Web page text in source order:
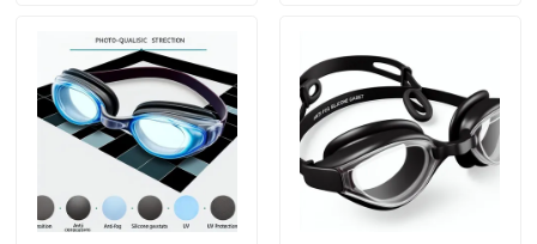
Au sujet de nous
Visite d'usine
Contactez-nous